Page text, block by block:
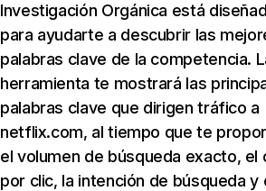
Investigación Orgánica está
para ayudarte a descubrir las
palabras clave de la competencia.
herramienta te mostrará las
palabras clave que dirigen tráfico a
netflix.com, al tiempo que te
el volumen de búsqueda exacto, el
por clic, la intención de búsqueda y